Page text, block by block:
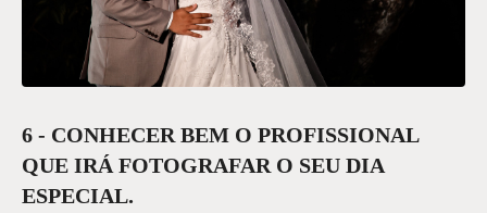
6 - CONHECER BEM O PROFISSIONAL
QUE IRÁ FOTOGRAFAR O SEU DIA
ESPECIAL.